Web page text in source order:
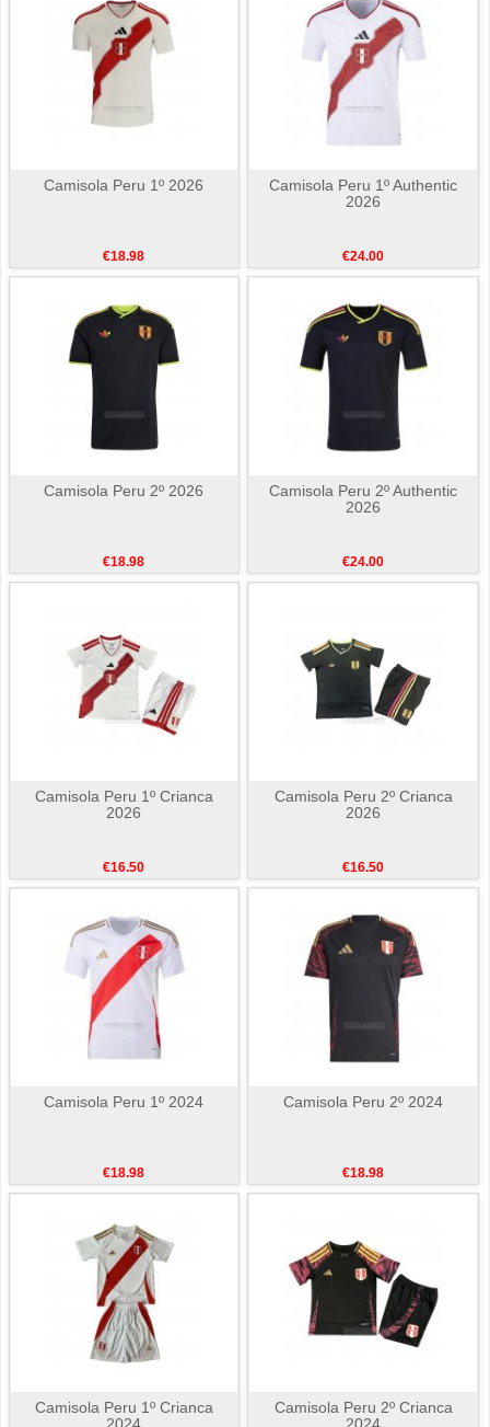
Camisola Peru 1º 2026
€18.98
Camisola Peru 1º Authentic
2026
€24.00
Camisola Peru 2º 2026
€18.98
Camisola Peru 2º Authentic
2026
€24.00
Camisola Peru 1º Crianca
2026
€16.50
Camisola Peru 2º Crianca
2026
€16.50
Camisola Peru 1º 2024
€18.98
Camisola Peru 2º 2024
€18.98
Camisola Peru 1º Crianca
Camisola Peru 2º Crianca